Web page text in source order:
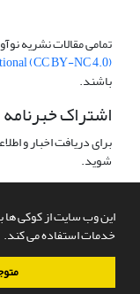
این وب سایت از کوکی ها
خدمات استفاده می کند.
تمامی مقالات نشریه
(CC BY-NC 4.0)
باشند.
اشتراک خبرنامه
برای دریافت اخبار و
شوید.
سامانه مدیریت